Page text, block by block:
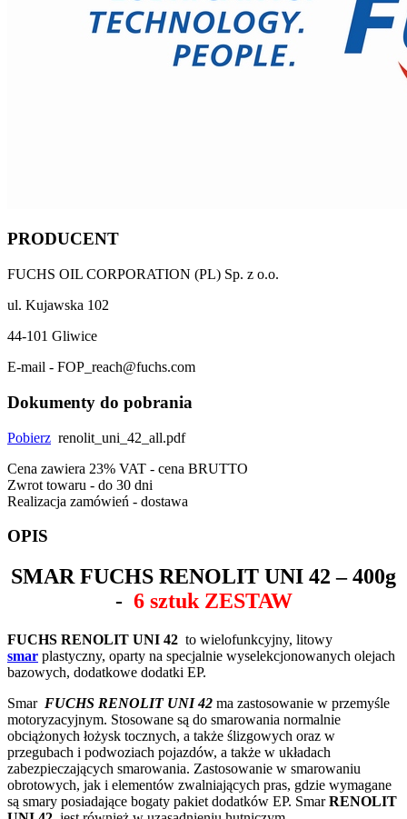
PRODUCENT
FUCHS OIL CORPORATION (PL) Sp. z o.o.
ul. Kujawska 102
44-101 Gliwice
E-mail - FOP_reach@fuchs.com
Dokumenty do pobrania
Pobierz renolit_uni_42_all.pdf
Cena zawiera 23% VAT - cena BRUTTO
Zwrot towaru - do 30 dni
Realizacja zamówień - dostawa
OPIS
SMAR FUCHS RENOLIT UNI 42 – 400g
- 6 sztuk ZESTAW
FUCHS RENOLIT UNI 42 to wielofunkcyjny, litowy
smar plastyczny, oparty na specjalnie wyselekcjonowanych olejach
bazowych, dodatkowe dodatki EP.
Smar FUCHS RENOLIT UNI 42 ma zastosowanie w przemyśle
motoryzacyjnym. Stosowane są do smarowania normalnie
obciążonych łożysk tocznych, a także ślizgowych oraz w
przegubach i podwoziach pojazdów, a także w układach
zabezpieczających smarowania. Zastosowanie w smarowaniu
obrotowych, jak i elementów zwalniających pras, gdzie wymagane
są smary posiadające bogaty pakiet dodatków EP. SmarRENOLIT